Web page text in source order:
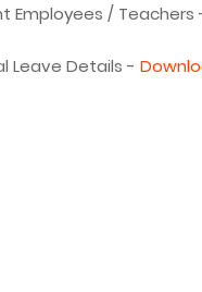
Employees / Teachers
Leave Details -